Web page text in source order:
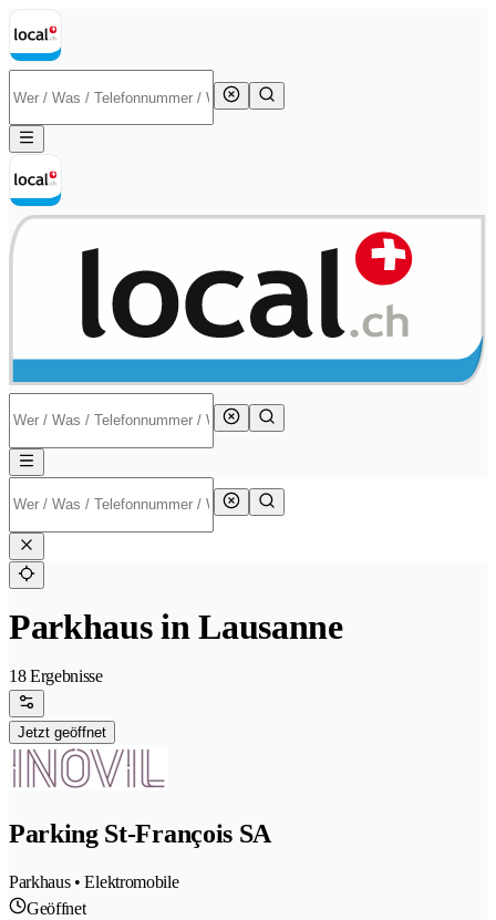
Parkhaus in Lausanne
18 Ergebnisse
Jetzt geöffnet
Parking St-François SA
Parkhaus • Elektromobile
Geöffnet